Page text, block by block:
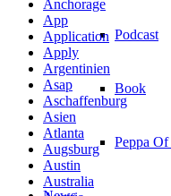
Podcast
Book
Peppa
Anchorage
App
Application
Apply
Argentinien
Asap
Aschaffenburg
Asien
Atlanta
Augsburg
Austin
Australia